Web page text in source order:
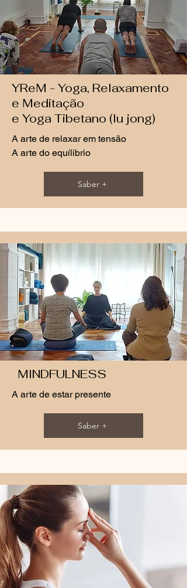
YReM - Yoga, Relaxamento
e Meditação
e Yoga Tibetano (lu jong)
A arte de relaxar em tensão
A arte do equílibrio
Saber +
MINDFULNESS
A arte de estar presente
Saber +